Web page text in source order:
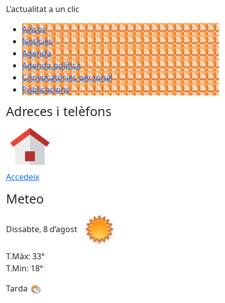
L'actualitat a un clic
Avisos
Notícies
Agenda
Agenda política
Convocatòries personal
Publicacions
Adreces i telèfons
Accedeix
Meteo
Dissabte, 8 d’agost
T.Màx: 33°
T.Min: 18°
Tarda